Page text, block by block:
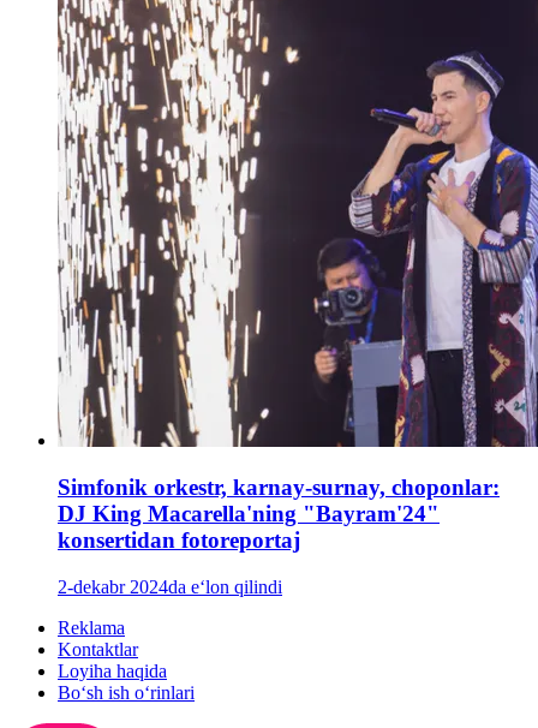
Simfonik orkestr, karnay-surnay, choponlar:
DJ King Macarella'ning "Bayram'24"
konsertidan fotoreportaj
2-dekabr 2024da e‘lon qilindi
Reklama
Kontaktlar
Loyiha haqida
Bo‘sh ish o‘rinlari